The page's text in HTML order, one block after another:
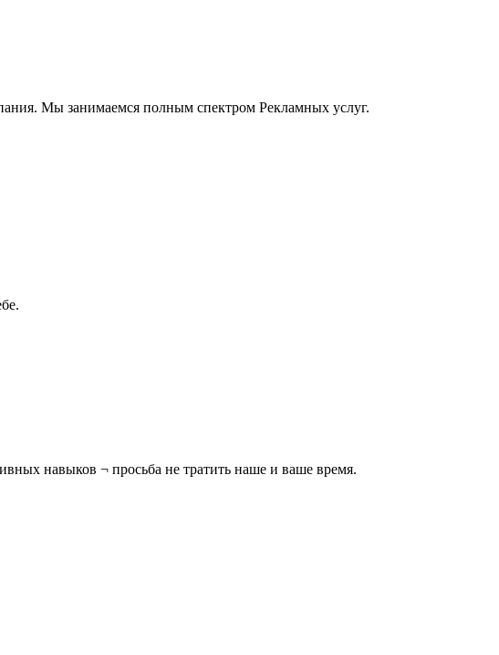
Мы занимаемся полным спектром Рекламных услуг.
навыков ¬ просьба не тратить наше и ваше время.